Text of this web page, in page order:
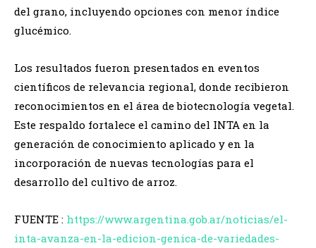
del grano, incluyendo opciones con menor índice
glucémico.
Los resultados fueron presentados en eventos
científicos de relevancia regional, donde recibieron
reconocimientos en el área de biotecnología vegetal.
Este respaldo fortalece el camino del INTA en la
generación de conocimiento aplicado y en la
incorporación de nuevas tecnologías para el
desarrollo del cultivo de arroz.
FUENTE : https://www.argentina.gob.ar/noticias/el-
inta-avanza-en-la-edicion-genica-de-variedades-